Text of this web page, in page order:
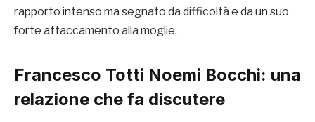
rapporto intenso ma segnato da difficoltà e da un suo
forte attaccamento alla moglie.
Francesco Totti Noemi Bocchi: una
relazione che fa discutere